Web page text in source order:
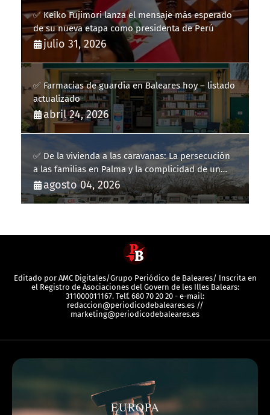
✅ Keiko Fujimori lanza el mensaje más esperado
de su nueva etapa como presidenta de Perú
julio 31, 2026
✅ Farmacias de guardia en Baleares hoy – listado
actualizado
abril 24, 2026
✅ De la vivienda a las caravanas: La persecución
a las familias en Palma y la complicidad de un
fracaso heredado
agosto 04, 2026
Editado por AMC Digitales/Grupo Periódico de Baleares/ Inscrita en
el Registro de Asociaciones del Govern de les Illes Balears:
311000011167. Telf. 680 70 20 20 - e-mail:
redaccion@periodicodebaleares.es //
marketing@periodicodebaleares.es
EUROPA